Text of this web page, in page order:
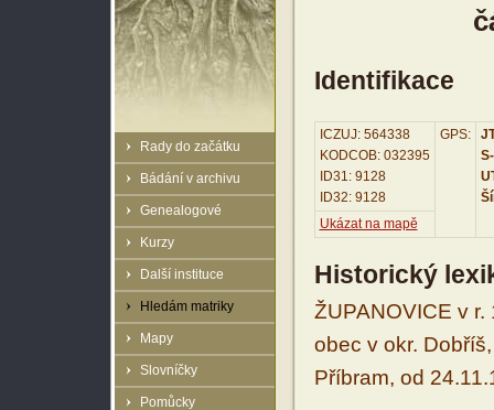
Rady do začátku
Bádání v archivu
Genealogové
Kurzy
Další instituce
Hledám matriky
Mapy
Slovníčky
Pomůcky
Identifikace
ICZUJ: 564338
KODCOB: 032395
ID31: 9128
ID32: 9128
GPS:
Ukázat na mapě
Historický
ŽUPANOVICE v
obec v okr.
Příbram, od